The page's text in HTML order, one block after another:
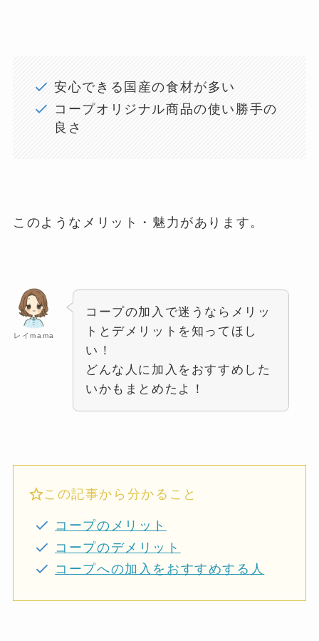
安心できる国産の食材が多い
コープオリジナル商品の使い勝手の
良さ
このようなメリット・魅力があります。
レイmama
コープの加入で迷うならメリッ
トとデメリットを知ってほし
い！
どんな人に加入をおすすめした
いかもまとめたよ！
この記事から分かること
コープのメリット
コープのデメリット
コープへの加入をおすすめする人